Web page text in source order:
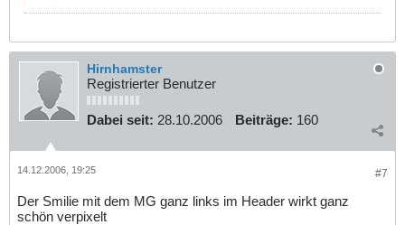
Hirnhamster
Registrierter Benutzer
Dabei seit: 28.10.2006 Beiträge: 160
#7
14.12.2006, 19:25
Der Smilie mit dem MG ganz links im Header wirkt ganz
schön verpixelt